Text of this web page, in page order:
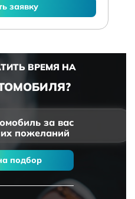
заявку
ВРЕМЯ НА
за вас
пожеланий
подбор